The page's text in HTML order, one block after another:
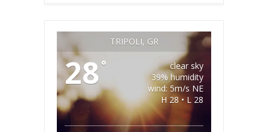
TRIPOLI, GR
28°
clear sky
39% humidity
wind: 5m/s NE
H 28 • L 28